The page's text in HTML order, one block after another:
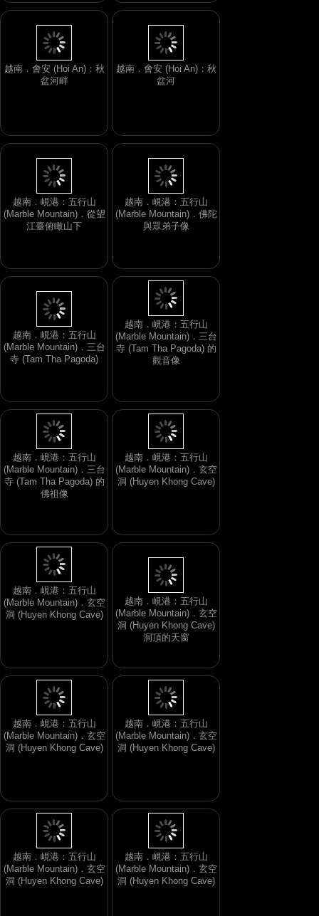
越南．會安 (Hoi An)：秋
盆河畔
越南．會安 (Hoi An)：秋
盆河
越南．峴港：五行山
(Marble Mountain)．從望
江臺俯瞰山下
越南．峴港：五行山
(Marble Mountain)．佛陀
與眾弟子像
越南．峴港：五行山
(Marble Mountain)．三台
寺 (Tam Tha Pagoda)
越南．峴港：五行山
(Marble Mountain)．三台
寺 (Tam Tha Pagoda) 的
觀音像
越南．峴港：五行山
(Marble Mountain)．三台
寺 (Tam Tha Pagoda) 的
佛祖像
越南．峴港：五行山
(Marble Mountain)．玄空
洞 (Huyen Khong Cave)
越南．峴港：五行山
(Marble Mountain)．玄空
洞 (Huyen Khong Cave)
越南．峴港：五行山
(Marble Mountain)．玄空
洞 (Huyen Khong Cave)
洞頂的天窗
越南．峴港：五行山
(Marble Mountain)．玄空
洞 (Huyen Khong Cave)
越南．峴港：五行山
(Marble Mountain)．玄空
洞 (Huyen Khong Cave)
越南．峴港：五行山
(Marble Mountain)．玄空
洞 (Huyen Khong Cave)
越南．峴港：五行山
(Marble Mountain)．玄空
洞 (Huyen Khong Cave)